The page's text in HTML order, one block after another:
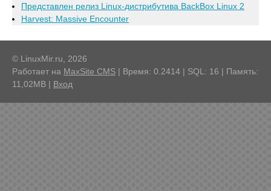
Представлен релиз Linux-дистрибутива BackBox Linux 2
Harvest: Massive Encounter
© LinuxMir.ru, 2026
Работает на MaxSite CMS | Время: 0.2414 | SQL: 16 | Память:
11,02MB | Вход